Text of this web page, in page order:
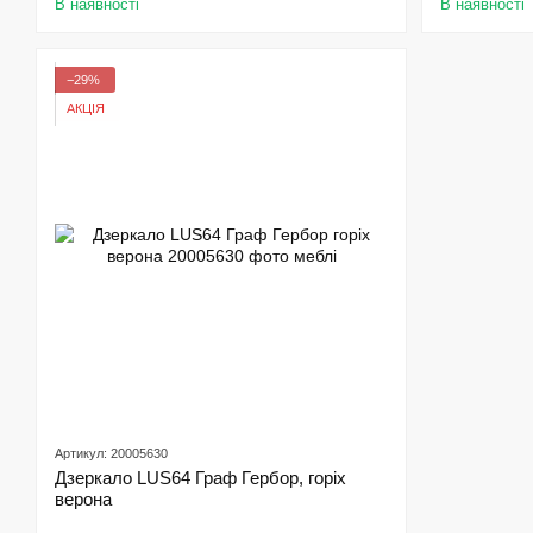
В наявності В наявності
−29%
АКЦІЯ
Артикул: 20005630
Дзеркало LUS64 Граф Гербор, горіх
верона